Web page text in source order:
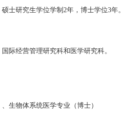
士研究生学位学制2年，博士学位3年。
际经营管理研究科和医学研究科。
生物体系统医学专业（博士）